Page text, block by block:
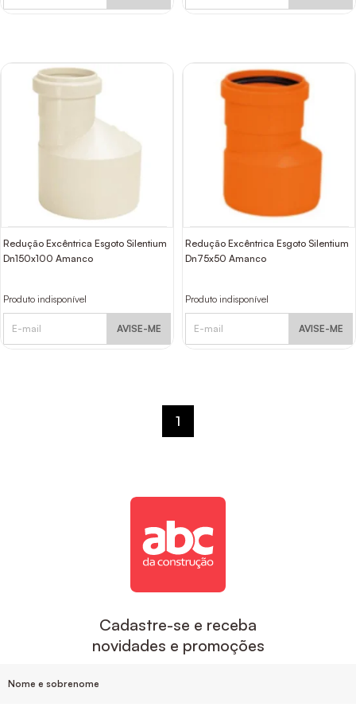
Redução Excêntrica Esgoto Silentium
Dn150x100 Amanco
Produto indisponível
AVISE-ME
Redução Excêntrica Esgoto Silentium
Dn75x50 Amanco
Produto indisponível
AVISE-ME
1
Cadastre-se e receba
novidades e promoções